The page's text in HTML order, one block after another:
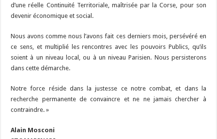
d’une réelle Continuité Territoriale, maîtrisée par la Corse, pour son
devenir économique et social.
Nous avons comme nous l’avons fait ces derniers mois, persévéré en
ce sens, et multiplié les rencontres avec les pouvoirs Publics, qu’ils
soient à un niveau local, ou à un niveau Parisien. Nous persisterons
dans cette démarche.
Notre force réside dans la justesse ce notre combat, et dans la
recherche permanente de convaincre et ne ne jamais chercher à
contraindre. »
Alain Mosconi